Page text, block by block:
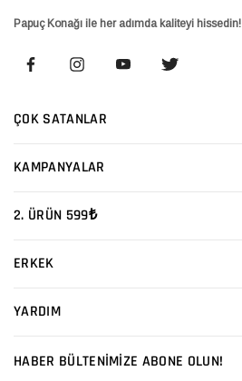
Papuç Konağı ile her adımda kaliteyi hissedin!
ÇOK SATANLAR
KAMPANYALAR
2. ÜRÜN 599₺
ERKEK
YARDIM
HABER BÜLTENİMİZE ABONE OLUN!